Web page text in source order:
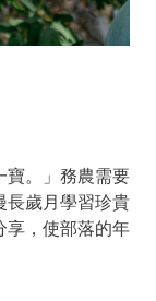
寶。」務農需要
長歲月學習珍貴
享，使部落的年